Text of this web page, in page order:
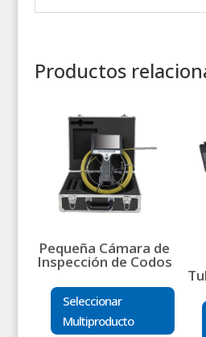
Productos
Pequeña Cámara de
Inspección de Codos
Seleccionar
Multiproducto